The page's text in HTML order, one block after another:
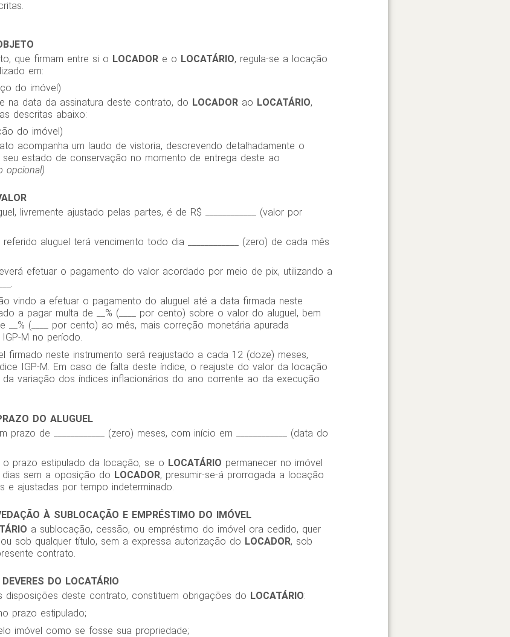
que firmam entre si o LOCADORe o LOCATÁRIO, regula-se a locação
em:
do imóvel)
na data da assinatura deste contrato, do LOCADORao LOCATÁRIO,
descritas abaixo:
do imóvel)
acompanha um laudo de vistoria, descrevendo detalhadamente o
estado de conservação no momento de entrega deste ao
opcional)
livremente ajustado pelas partes, é de R$ ____________ (valor por
aluguel terá vencimento todo dia ____________ (zero) de cada mês
efetuar o pagamento do valor acordado por meio de pix, utilizando a
vindo a efetuar o pagamento do aluguel até a data firmada neste
a pagar multa de __% (____ por cento) sobre o valor do aluguel, bem
__% (____ por cento) ao mês, mais correção monetária apurada
M no período.
firmado neste instrumento será reajustado a cada 12 (doze) meses,
IGP-M. Em caso de falta deste índice, o reajuste do valor da locação
variação dos índices inflacionários do ano corrente ao da execução
DO ALUGUEL
de ____________ (zero) meses, com início em ____________ (data do
o prazo estipulado da locação, se o LOCATÁRIO permanecer no imóvel
sem a oposição do LOCADOR, presumir-se-á prorrogada a locação
e ajustadas por tempo indeterminado.
À SUBLOCAÇÃO E EMPRÉSTIMO DO IMÓVEL
a sublocação, cessão, ou empréstimo do imóvel ora cedido, quer
sob qualquer título, sem a expressa autorização do LOCADOR, sob
contrato.
DO LOCATÁRIO
disposições deste contrato, constituem obrigações do LOCATÁRIO:
prazo estipulado;
imóvel como se fosse sua propriedade;